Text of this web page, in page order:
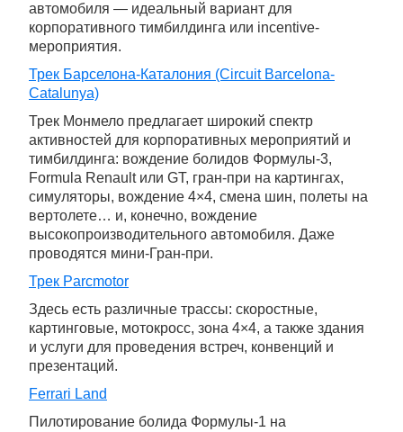
автомобиля — идеальный вариант для
корпоративного тимбилдинга или incentive-
мероприятия.
Трек Барселона-Каталония (Circuit Barcelona-
Catalunya)
Трек Монмело предлагает широкий спектр
активностей для корпоративных мероприятий и
тимбилдинга: вождение болидов Формулы-3,
Formula Renault или GT, гран-при на картингах,
симуляторы, вождение 4×4, смена шин, полеты на
вертолете… и, конечно, вождение
высокопроизводительного автомобиля. Даже
проводятся мини-Гран-при.
Трек Parcmotor
Здесь есть различные трассы: скоростные,
картинговые, мотокросс, зона 4×4, а также здания
и услуги для проведения встреч, конвенций и
презентаций.
Ferrari Land
Пилотирование болида Формулы-1 на